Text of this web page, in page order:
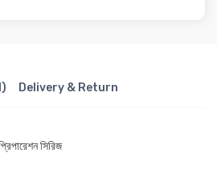
Delivery & Return
সিরিজ